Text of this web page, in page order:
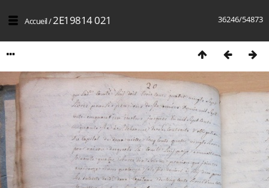
36246/54873
Accueil/2E19814 021